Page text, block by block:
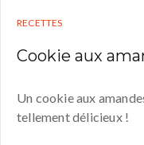
RECETTES
Cookie aux
Un cookie aux
tellement délicieux !